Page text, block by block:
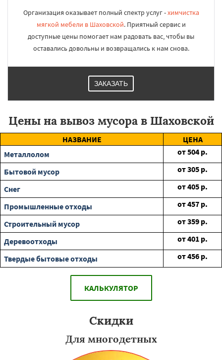
Организация оказывает полный спектр услуг -химчистка
мягкой мебели в Шаховской. Приятный сервис и
доступные цены помогает нам радовать вас, чтобы вы
оставались довольны и возвращались к нам снова.
ЗАКАЗАТЬ
Цены на вывоз мусора в Шаховской
НАЗВАНИЕ
ЦЕНА
Металлолом
от504 р.
Бытовой мусор
от305 р.
Снег
от405 р.
Промышленные отходы
от457 р.
Строительный мусор
от359 р.
Деревоотходы
от401 р.
Твердые бытовые отходы
от456 р.
КАЛЬКУЛЯТОР
Скидки
Для многодетных